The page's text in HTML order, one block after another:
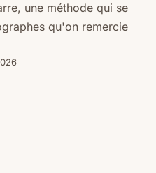
une méthode qui se
qu'on remercie